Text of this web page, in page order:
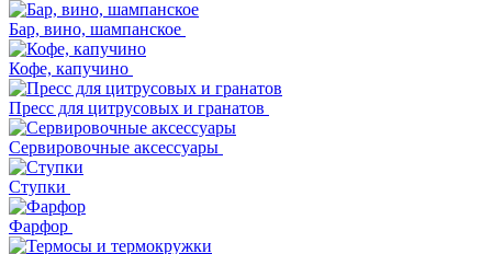
Бар, вино, шампанское
Кофе, капучино
Пресс для цитрусовых и гранатов
Сервировочные аксессуары
Ступки
Фарфор